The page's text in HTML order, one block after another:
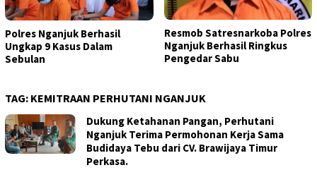
Polres Nganjuk Berhasil
Ungkap 9 Kasus Dalam
Sebulan
Resmob Satresnarkoba Polres
Nganjuk Berhasil Ringkus
Pengedar Sabu
TAG: KEMITRAAN PERHUTANI NGANJUK
Dukung Ketahanan Pangan, Perhutani
Nganjuk Terima Permohonan Kerja Sama
Budidaya Tebu dari CV. Brawijaya Timur
Perkasa.